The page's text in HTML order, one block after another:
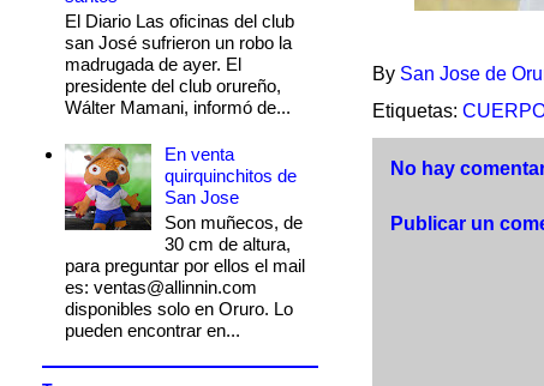
By San Jose de
Etiquetas:
No hay
Publicar un
El Diario Las oficinas del club
san José sufrieron un robo la
madrugada de ayer. El
presidente del club orureño,
Wálter Mamani, informó de...
En venta
quirquinchitos de
San Jose
Son muñecos, de
30 cm de altura,
para preguntar por ellos el mail
es: ventas@allinnin.com
disponibles solo en Oruro. Lo
pueden encontrar en...